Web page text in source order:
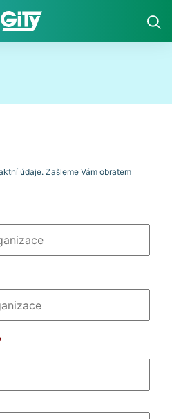
ÚDAJŮ
údaje. Zašleme Vám obratem